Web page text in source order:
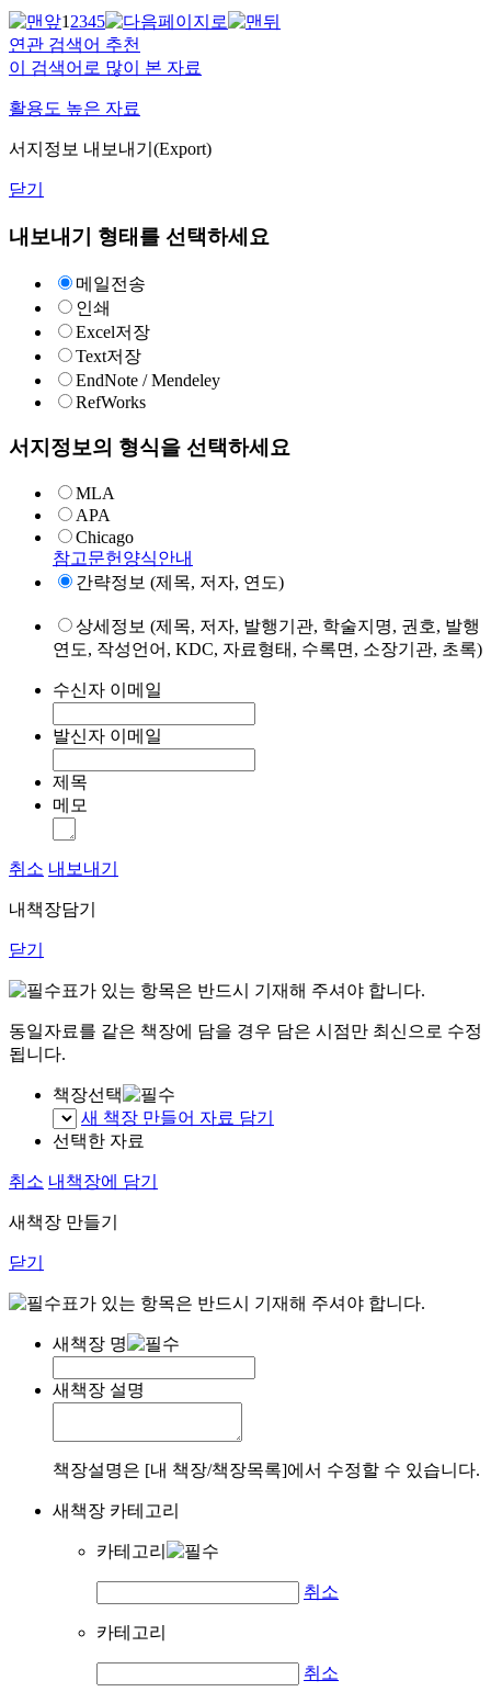
12345
연관 검색어 추천
이 검색어로 많이 본 자료
활용도 높은 자료
서지정보 내보내기(Export)
닫기
내보내기 형태를 선택하세요
메일전송
인쇄
Excel저장
Text저장
EndNote / Mendeley
RefWorks
서지정보의 형식을 선택하세요
MLA
APA
Chicago
참고문헌양식안내
간략정보 (제목, 저자, 연도)
상세정보 (제목, 저자, 발행기관, 학술지명, 권호, 발행
연도, 작성언어, KDC, 자료형태, 수록면, 소장기관, 초록)
수신자 이메일
발신자 이메일
제목
메모
취소 내보내기
내책장담기
닫기
표가 있는 항목은 반드시 기재해 주셔야 합니다.
동일자료를 같은 책장에 담을 경우 담은 시점만 최신으로 수정
됩니다.
책장선택
새 책장 만들어 자료 담기
선택한 자료
취소 내책장에 담기
새책장 만들기
닫기
표가 있는 항목은 반드시 기재해 주셔야 합니다.
새책장 명
새책장 설명
책장설명은 [내 책장/책장목록]에서 수정할 수 있습니다.
새책장 카테고리
카테고리
취소
카테고리
취소